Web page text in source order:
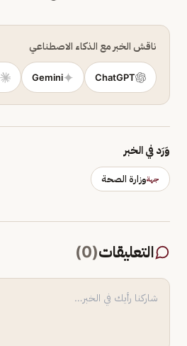
ناقش الخبر مع الذكاء الاصطناعي
ChatGPT
Gemini
وَرَد في الخبر
جهةوزارة الصحة
التعليقات(
0
)